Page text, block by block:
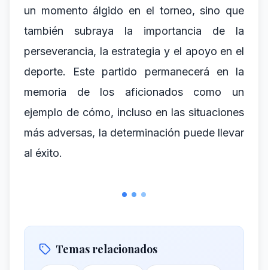
un momento álgido en el torneo, sino que
también subraya la importancia de la
perseverancia, la estrategia y el apoyo en el
deporte. Este partido permanecerá en la
memoria de los aficionados como un
ejemplo de cómo, incluso en las situaciones
más adversas, la determinación puede llevar
al éxito.
Temas relacionados